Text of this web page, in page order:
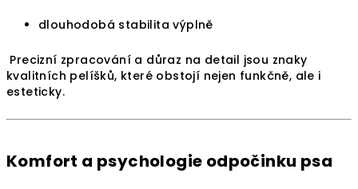
dlouhodobá stabilita výplně
Precizní zpracování a důraz na detail jsou znaky
kvalitních pelíšků, které obstojí nejen funkčně, ale i
esteticky.
Komfort a psychologie odpočinku psa